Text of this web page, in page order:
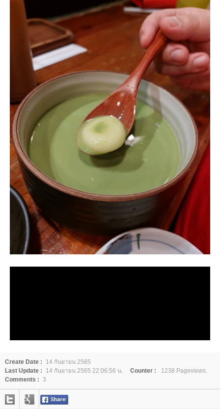
Create Date :
14 กันยายน 2565
Last Update :
14 กันยายน 2565 22:06:56 น. Counter :
1238 Pageviews.
Comments : 3